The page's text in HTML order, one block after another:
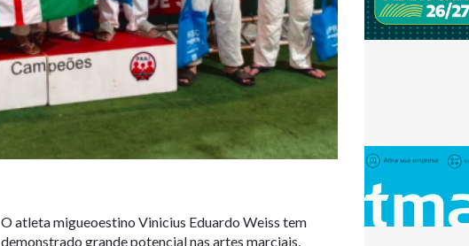
O atleta migueoestino Vinicius Eduardo Weiss tem
demonstrado grande potencial nas artes marciais,